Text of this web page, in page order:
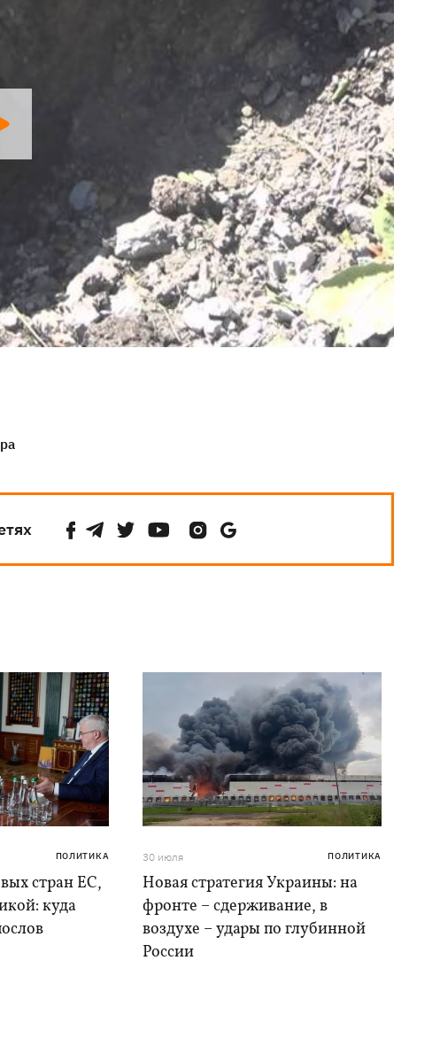
ПОЛИТИКА
стран ЕС,
куда
30 июля ПОЛИТИКА
Новая стратегия Украины: на
фронте – сдерживание, в
воздухе – удары по глубинной
России